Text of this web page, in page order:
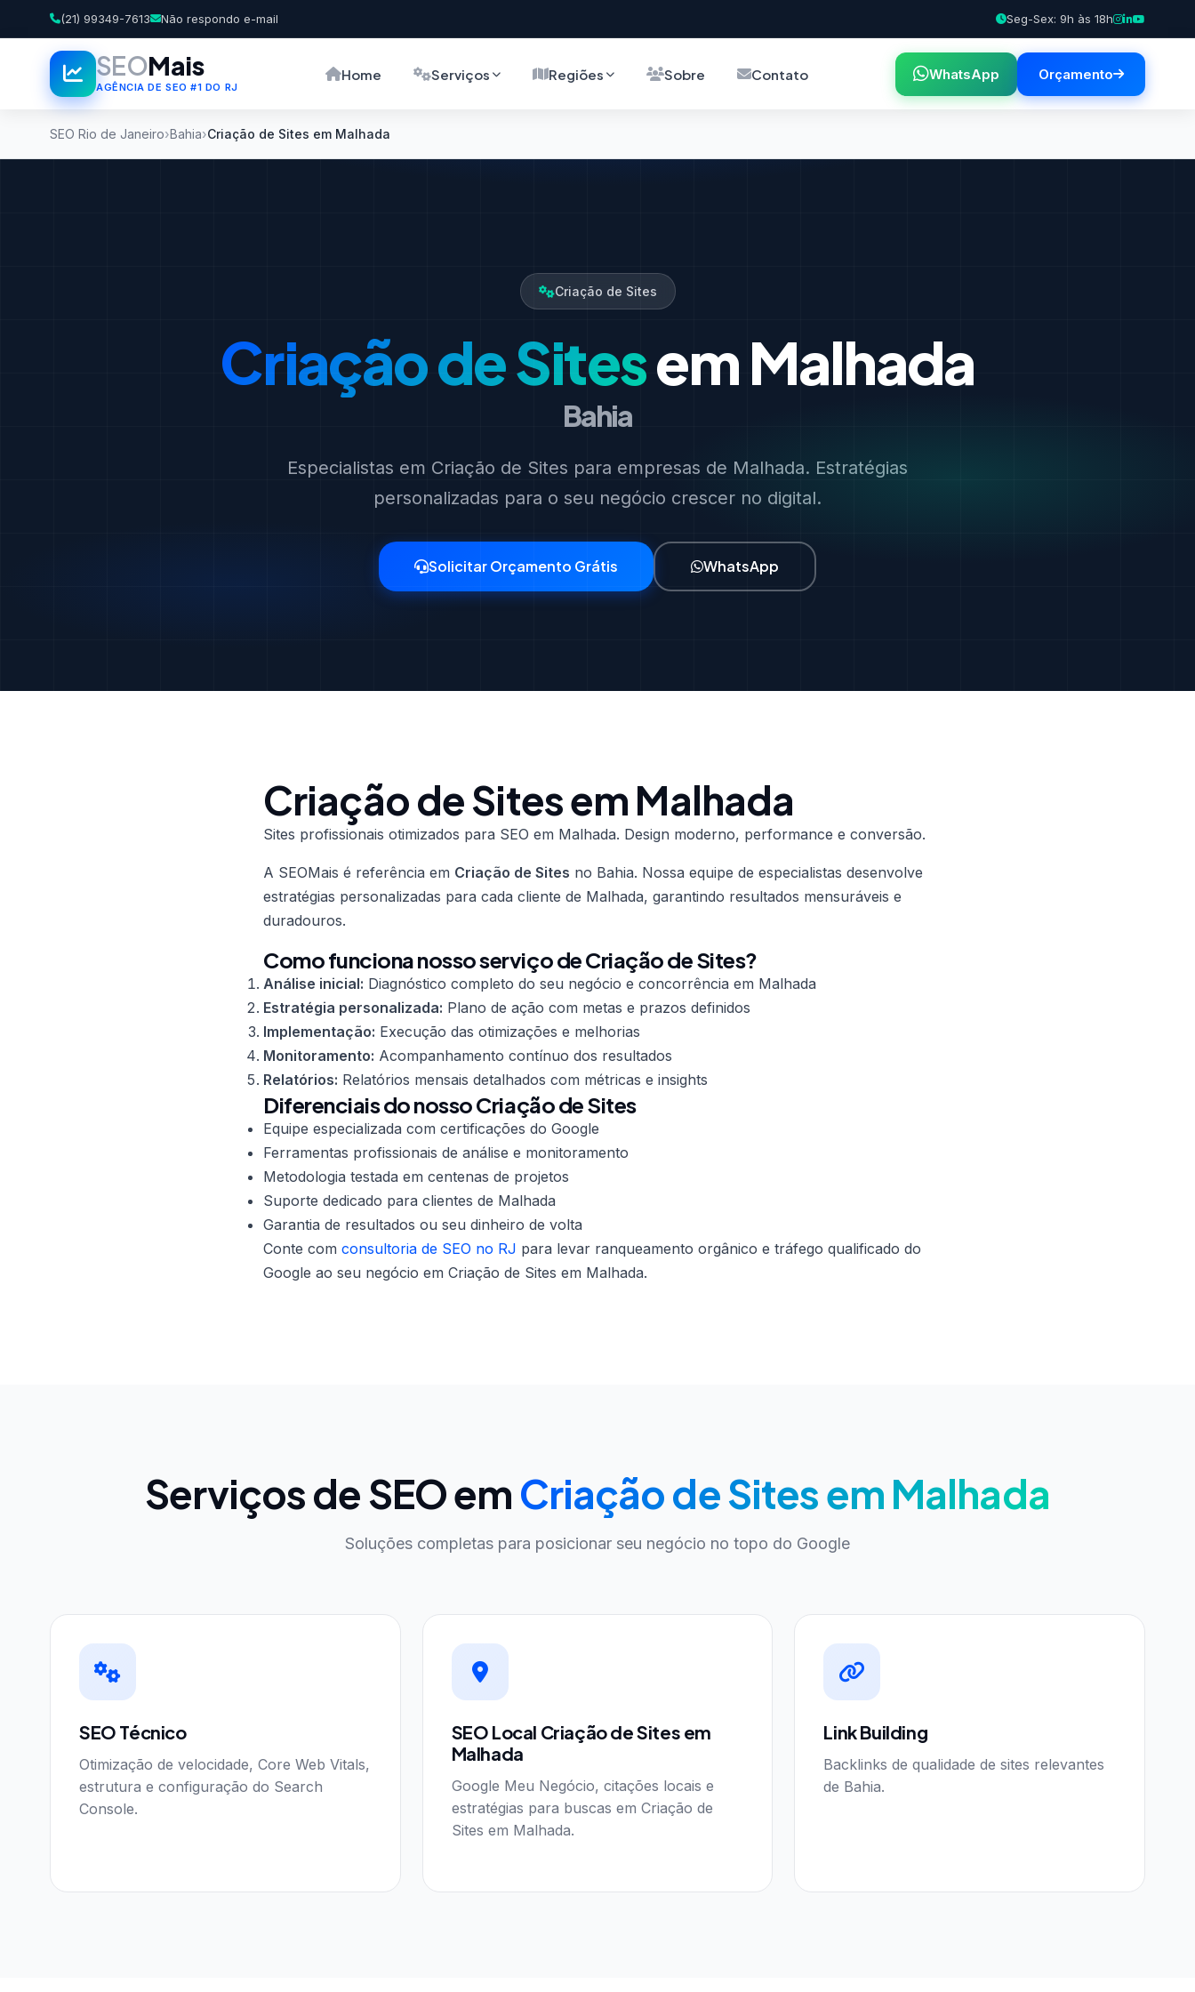
(21) 99349-7613 Não respondo e-mail Seg-Sex: 9h às 18h
SEOMais
AGÊNCIA DE SEO #1 DO RJ
Home Serviços Regiões Sobre Contato WhatsApp Orçamento
SEO Rio de Janeiro Bahia Criação de Sites em Malhada
Criação de Sites
Criação de Sitesem Malhada
Bahia
Especialistas em Criação de Sites para empresas de Malhada. Estratégias
personalizadas para o seu negócio crescer no digital.
Solicitar Orçamento Grátis WhatsApp
Criação de Sites em Malhada
Sites profissionais otimizados para SEO em Malhada. Design moderno, performance e conversão.
A SEOMais é referência em Criação de Sites no Bahia. Nossa equipe de especialistas desenvolve
estratégias personalizadas para cada cliente de Malhada, garantindo resultados mensuráveis e
duradouros.
Como funciona nosso serviço de Criação de Sites?
Análise inicial: Diagnóstico completo do seu negócio e concorrência em Malhada
Estratégia personalizada: Plano de ação com metas e prazos definidos
Implementação: Execução das otimizações e melhorias
Monitoramento: Acompanhamento contínuo dos resultados
Relatórios: Relatórios mensais detalhados com métricas e insights
Diferenciais do nosso Criação de Sites
Equipe especializada com certificações do Google
Ferramentas profissionais de análise e monitoramento
Metodologia testada em centenas de projetos
Suporte dedicado para clientes de Malhada
Garantia de resultados ou seu dinheiro de volta
Conte com consultoria de SEO no RJ para levar ranqueamento orgânico e tráfego qualificado do
Google ao seu negócio em Criação de Sites em Malhada.
Serviços de SEO emCriação de Sites em Malhada
Soluções completas para posicionar seu negócio no topo do Google
SEO Técnico
Otimização de velocidade, Core Web Vitals,
estrutura e configuração do Search
Console.
SEO Local Criação de Sites em
Malhada
Google Meu Negócio, citações locais e
estratégias para buscas em Criação de
Sites em Malhada.
Link Building
Backlinks de qualidade de sites relevantes
de Bahia.